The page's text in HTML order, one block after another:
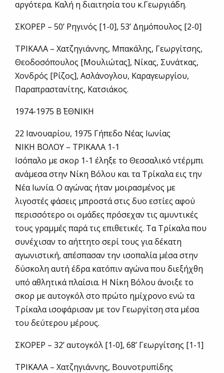
αργότερα. Καλή η διαιτησία του κ.Γεωργιάδη.
ΣΚΟΡΕΡ – 50’ Ρηγινός [1-0], 53’ Δημόπουλος [2-0]
ΤΡΙΚΑΛΑ – Χατζηγιάννης, Μπακάλης, Γεωργίτσης,
Θεοδοσόπουλος [Μουλιώτας], Νίκας, Συνάτκας,
Χονδρός [Ρίζος], Ασλάνογλου, Καραγεωργίου,
Παραπραστανίτης, Κατσιάκος.
1974-1975 Β΄ ΕΘΝΙΚΗ
22 Ιανουαρίου, 1975 Γήπεδο Νέας Ιωνίας
ΝΙΚΗ ΒΟΛΟΥ – ΤΡΙΚΑΛΑ 1-1
Ισόπαλο με σκορ 1-1 έληξε το Θεσσαλικό ντέρμπι
ανάμεσα στην Νίκη Βόλου και τα Τρίκαλα εις την
Νέα Ιωνία. Ο αγώνας ήταν μοιρασμένος με
λιγοστές φάσεις μπροστά στις δυο εστίες αφού
περισσότερο οι ομάδες πρόσεχαν τις αμυντικές
τους γραμμές παρά τις επιθετικές. Τα Τρίκαλα που
συνέχισαν το αήττητο σερί τους για δέκατη
αγωνιστική, απέσπασαν την ισοπαλία μέσα στην
δύσκολη αυτή έδρα κατόπιν αγώνα που διεξήχθη
υπό αθλητικά πλαίσια. Η Νίκη Βόλου άνοιξε το
σκορ με αυτογκόλ στο πρώτο ημίχρονο ενώ τα
Τρίκαλα ισοφάρισαν με τον Γεωργίτση στα μέσα
του δεύτερου μέρους.
ΣΚΟΡΕΡ – 32’ αυτογκόλ [1-0], 68’ Γεωργίτσης [1-1]
ΤΡΙΚΑΛΑ – Χατζηγιάννης, Βουνοτρυπίδης